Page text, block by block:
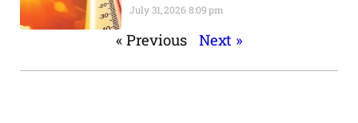
July 31, 2026 8:09 pm
« Previous Next »